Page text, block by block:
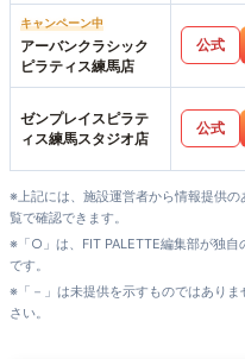
キャンペーン中
アーバンクラシック
ピラティス練馬店
公式
ゼンプレイスピラテ
ィス練馬スタジオ店
公式
※上記には、施設運営者から情報提供
覧で確認できます。
※「○」は、FIT PALETTE編集部が独自
です。
※「－」は未提供を示すものではあり
さい。